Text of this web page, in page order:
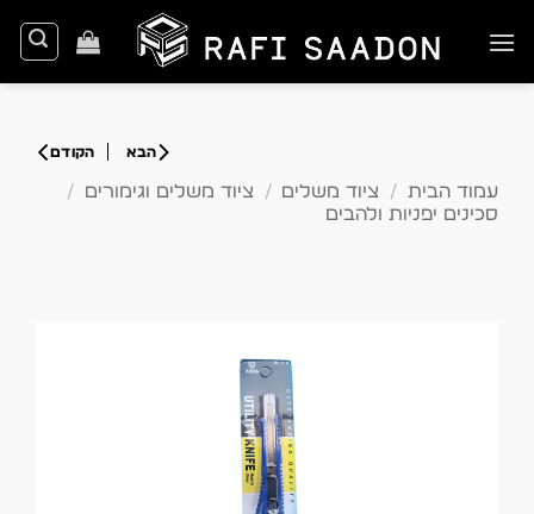
to
עמוד הבית / ציוד משלים / ציוד משלים וגימורים
/
סכינים יפניות ולהבים